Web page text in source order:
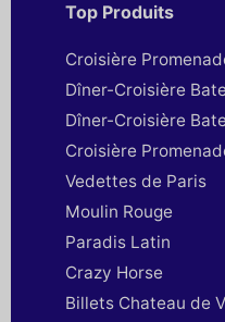
Top Produits
Croisière
Dîner-Croisière
Dîner-Croisière
Croisière
Vedettes de Paris
Moulin Rouge
Paradis Latin
Crazy Horse
Billets Chateau de